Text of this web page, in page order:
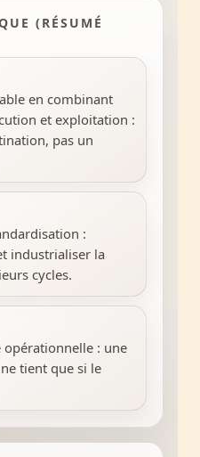
(RÉSUMÉ
en combinant
et exploitation :
pas un
:
industrialiser la
cycles.
: une
tient que si le